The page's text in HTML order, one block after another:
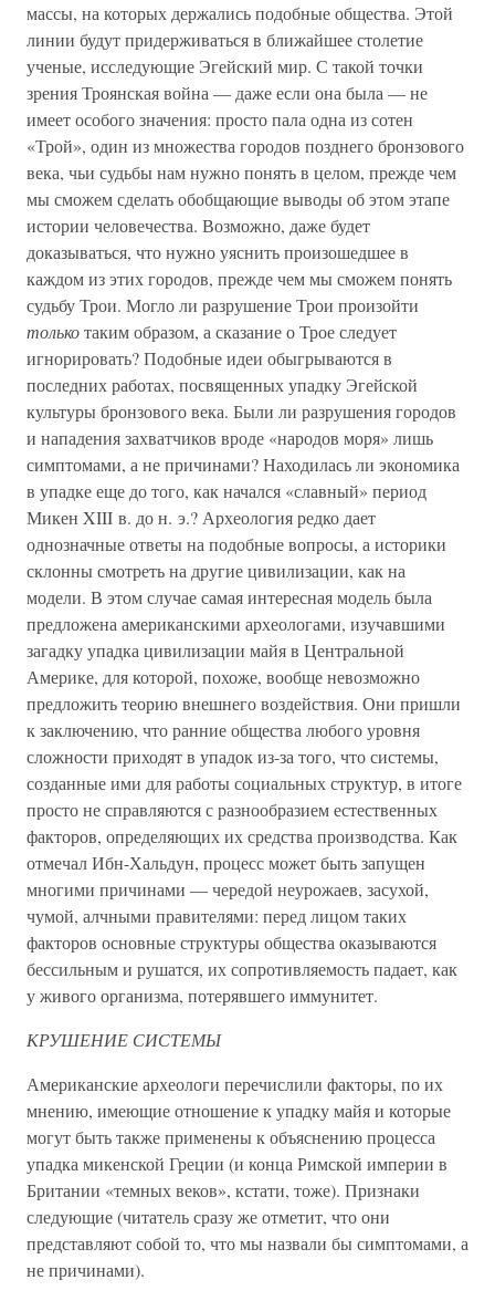
массы, на которых держались подобные общества. Этой
линии будут придерживаться в ближайшее столетие
ученые, исследующие Эгейский мир. С такой точки
зрения Троянская война — даже если она была — не
имеет особого значения: просто пала одна из сотен
«Трой», один из множества городов позднего бронзового
века, чьи судьбы нам нужно понять в целом, прежде чем
мы сможем сделать обобщающие выводы об этом этапе
истории человечества. Возможно, даже будет
доказываться, что нужно уяснить произошедшее в
каждом из этих городов, прежде чем мы сможем понять
судьбу Трои. Могло ли разрушение Трои произойти
толькотаким образом, а сказание о Трое следует
игнорировать? Подобные идеи обыгрываются в
последних работах, посвященных упадку Эгейской
культуры бронзового века. Были ли разрушения городов
и нападения захватчиков вроде «народов моря» лишь
симптомами, а не причинами? Находилась ли экономика
в упадке еще до того, как начался «славный» период
Микен XIII в. до н. э.? Археология редко дает
однозначные ответы на подобные вопросы, а историки
склонны смотреть на другие цивилизации, как на
модели. В этом случае самая интересная модель была
предложена американскими археологами, изучавшими
загадку упадка цивилизации майя в Центральной
Америке, для которой, похоже, вообще невозможно
предложить теорию внешнего воздействия. Они пришли
к заключению, что ранние общества любого уровня
сложности приходят в упадок из-за того, что системы,
созданные ими для работы социальных структур, в итоге
просто не справляются с разнообразием естественных
факторов, определяющих их средства производства. Как
отмечал Ибн-Хальдун, процесс может быть запущен
многими причинами — чередой неурожаев, засухой,
чумой, алчными правителями: перед лицом таких
факторов основные структуры общества оказываются
бессильным и рушатся, их сопротивляемость падает, как
у живого организма, потерявшего иммунитет.
КРУШЕНИЕ СИСТЕМЫ
Американские археологи перечислили факторы, по их
мнению, имеющие отношение к упадку майя и которые
могут быть также применены к объяснению процесса
упадка микенской Греции (и конца Римской империи в
Британии «темных веков», кстати, тоже). Признаки
следующие (читатель сразу же отметит, что они
представляют собой то, что мы назвали бы симптомами, а
не причинами).